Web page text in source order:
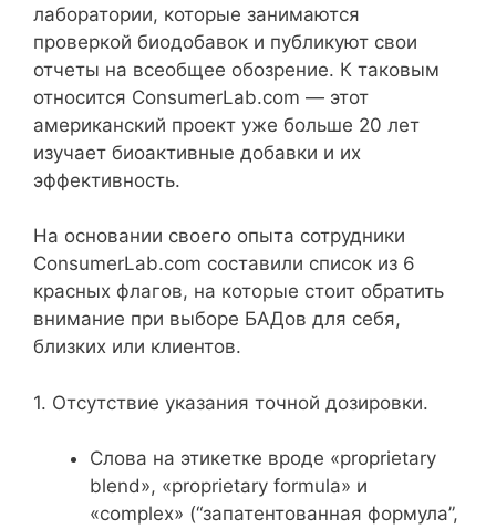
лаборатории, которые занимаются
проверкой биодобавок и публикуют свои
отчеты на всеобщее обозрение. К таковым
относится ConsumerLab.com — этот
американский проект уже больше 20 лет
изучает биоактивные добавки и их
эффективность.
На основании своего опыта сотрудники
ConsumerLab.com составили список из 6
красных флагов, на которые стоит обратить
внимание при выборе БАДов для себя,
близких или клиентов.
1. Отсутствие указания точной дозировки.
Слова на этикетке вроде «proprietary
blend», «proprietary formula» и
«complex» (“запатентованная формула”,